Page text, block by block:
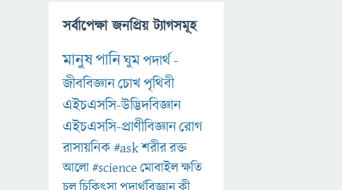
সর্বাপেক্ষা জনপ্রিয় ট্যাগসমূহ
মানুষপানিঘুমপদার্থ-
জীববিজ্ঞানচোখপৃথিবী
এইচএসসি-উদ্ভিদবিজ্ঞান
এইচএসসি-প্রাণীবিজ্ঞানরোগ
রাসায়নিক#askশরীররক্ত
আলো#scienceমোবাইলক্ষতি